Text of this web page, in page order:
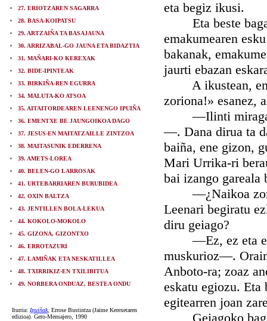
27. ERIOTZAREN SAGARRA
28. BASA-KOIPATSU
29. ARTZAIÑA TA BASAJAUNA
30. ARRIZABAL-GO JAUNA ETA BIDAZTIA
31. MAÑARI-KO KEREXAK
32. BIDE-IPINTEAK
33. BIRKIÑA-REN EGURRA
34. MALUTA-KO ATSOA
35. AITAITORDEAREN LEENENGO IPUIÑA
36. EMENTXE BE JAUNGOIKOA DAGO
37. JESUS-EN MAITATZAILLE ZINTZOA
38. MAITASUNIK EDERRENA
39. AMETS-LOREA
40. BELEN-GO LARROSAK
41. URTEBARRIAREN BURUBIDEA
42. OXIN BALTZA
43. JENTILLEN BOLA-LEKUA
44. KOKOLO-MOKOLO
45. GIZONA, GIZONTXO
46. ERROTAZURI
47. LAMIÑAK ETA NESKATILLEA
48. TXIRRIKIZ-EN TXILIBITUA
49. NORBERA ONDUAZ, BESTEA ONDU
Iturria: Ipuiñak, Errose Bustintza (Jaime Kerexetaren
edizioa). Gero-Mensajero, 1990
eta begiz ikusi.
Eta beste
emakumearen
bakanak,
jaurti ebazan
A ikustean,
zoriona!» esanez,
—Ilinti miragarri
—. Dana dirua ta
baiña, ene gizon,
Mari Urrika-ri
bai izango gareala
—¿Naikoa
Leenari begiratu
diru geiago?
—Ez, ez eta
muskurioz—.
Anboto-ra; zoaz
eskatu egiozu. Eta
egitearren joan
Geiagoko